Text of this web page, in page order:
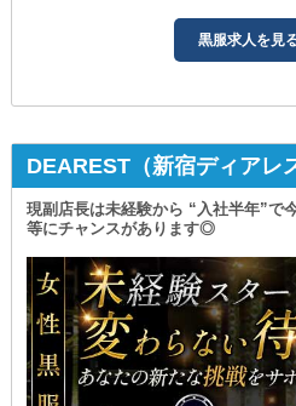
黒服求人を見
DEAREST（新宿ディアレ
現副店長は未経験から “入社半年”で
等にチャンスがあります◎